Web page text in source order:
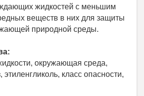
жидкостей с меньшим
веществ в них для защиты
природной среды.
окружающая среда,
класс опасности,